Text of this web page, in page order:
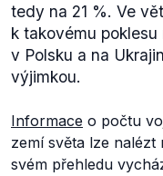
tedy na 21 %. Ve
k takovému
v Polsku a na
výjimkou.
Informace o počtu
zemí světa lze
svém přehledu